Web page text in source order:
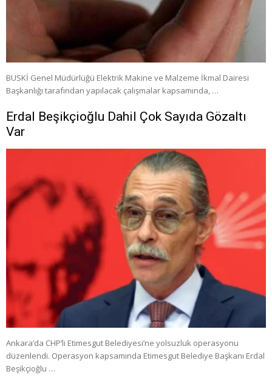
BUSKİ Genel Müdürlüğü Elektrik Makine ve Malzeme İkmal Dairesi
Başkanlığı tarafından yapılacak çalışmalar kapsamında, …
Erdal Beşikçioğlu Dahil Çok Sayıda Gözaltı
Var
Ankara’da CHP’li Etimesgut Belediyesi’ne yolsuzluk operasyonu
düzenlendi. Operasyon kapsamında Etimesgut Belediye Başkanı Erdal
Beşikçioğlu …